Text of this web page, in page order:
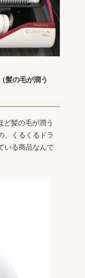
髪の毛が潤う
ど髪の毛が潤う
、くるくるドラ
いる商品なんで